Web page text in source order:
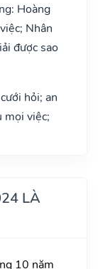
Hoàng
Nhân
được sao
hỏi; an
mọi việc;
LÀ
10 năm